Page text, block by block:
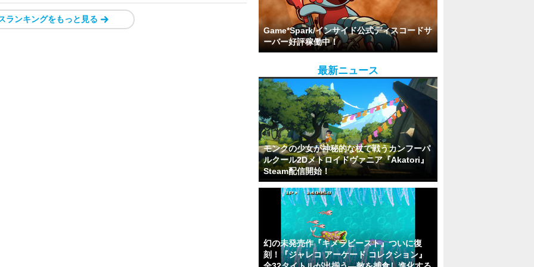
ランキングをもっと見る
Game*Spark/インサイド公式ディスコードサ
ーバー好評稼働中！
最新ニュース
モンクの少女が神秘的な杖で戦うカンフーパ
ルクール2Dメトロイドヴァニア『Akatori』
Steam配信開始！
幻の未発売作『キメラビースト』ついに復
刻！『ジャレコ アーケード コレクション』